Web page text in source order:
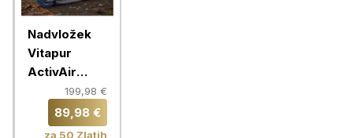
Nadvložek
Vitapur
ActivAir
160X200 cm
199,98 €
89,98 €
za 50 Zlatih